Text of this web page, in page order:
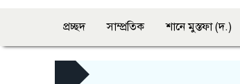
প্রচ্ছদ সাম্প্রতিক শানে মুস্তফা (দ.)